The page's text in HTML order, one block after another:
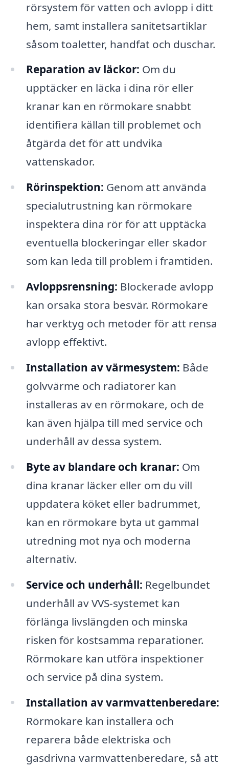
rörsystem för vatten och avlopp i ditt
hem, samt installera sanitetsartiklar
såsom toaletter, handfat och duschar.
Reparation av läckor: Om du
upptäcker en läcka i dina rör eller
kranar kan en rörmokare snabbt
identifiera källan till problemet och
åtgärda det för att undvika
vattenskador.
Rörinspektion: Genom att använda
specialutrustning kan rörmokare
inspektera dina rör för att upptäcka
eventuella blockeringar eller skador
som kan leda till problem i framtiden.
Avloppsrensning: Blockerade avlopp
kan orsaka stora besvär. Rörmokare
har verktyg och metoder för att rensa
avlopp effektivt.
Installation av värmesystem: Både
golvvärme och radiatorer kan
installeras av en rörmokare, och de
kan även hjälpa till med service och
underhåll av dessa system.
Byte av blandare och kranar: Om
dina kranar läcker eller om du vill
uppdatera köket eller badrummet,
kan en rörmokare byta ut gammal
utredning mot nya och moderna
alternativ.
Service och underhåll: Regelbundet
underhåll av VVS-systemet kan
förlänga livslängden och minska
risken för kostsamma reparationer.
Rörmokare kan utföra inspektioner
och service på dina system.
Installation av varmvattenberedare:
Rörmokare kan installera och
reparera både elektriska och
gasdrivna varmvattenberedare, så att